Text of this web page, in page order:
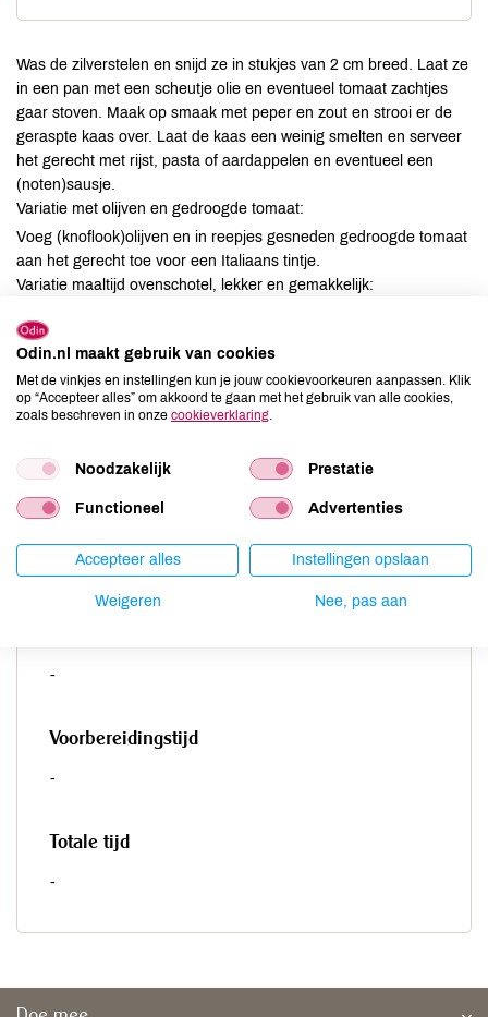
Was de zilverstelen en snijd ze in stukjes van 2 cm breed. Laat ze
in een pan met een scheutje olie en eventueel tomaat zachtjes
gaar stoven. Maak op smaak met peper en zout en strooi er de
geraspte kaas over. Laat de kaas een weinig smelten en serveer
het gerecht met rijst, pasta of aardappelen en eventueel een
(noten)sausje.
Variatie met olijven en gedroogde tomaat:
Voeg (knoflook)olijven en in reepjes gesneden gedroogde tomaat
aan het gerecht toe voor een Italiaans tintje.
Variatie maaltijd ovenschotel, lekker en gemakkelijk:
met olijfolie. Vet een ovenschaal in en leg er in laagjes de pasta of
plakjes aardappel, zilverstelen, eventueel tomaat, olijven en
geraspte kaas in. Bestrooi het geheel met geraspte kaas en zet
de schotel ongeveer een half uur in een voorverwarmde oven op
-
-
Voorbereidingstijd
-
Totale tijd
-
Odin.nl maakt gebruik van cookies
Met de vinkjes en instellingen kun je jouw cookievoorkeuren aanpassen. Klik
op “Accepteer alles” om akkoord te gaan met het gebruik van alle cookies,
zoals beschreven in onze cookieverklaring.
Noodzakelijk Prestatie
Functioneel Advertenties
Accepteer alles Instellingen opslaan
Weigeren Nee, pas aan